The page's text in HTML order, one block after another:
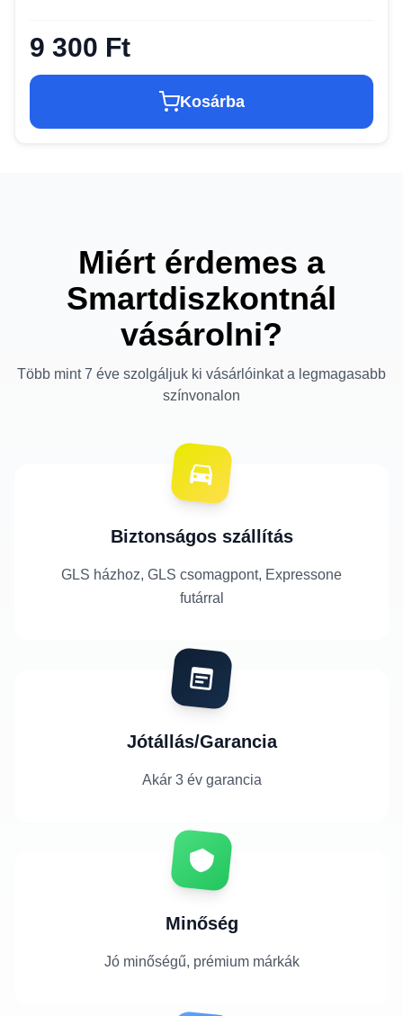
9 300 Ft
Kosárba
Miért érdemes a
Smartdiszkontnál
vásárolni?
Több mint 7 éve szolgáljuk ki vásárlóinkat a legmagasabb
színvonalon
Biztonságos szállítás
GLS házhoz, GLS csomagpont, Expressone
futárral
Jótállás/Garancia
Akár 3 év garancia
Minőség
Jó minőségű, prémium márkák